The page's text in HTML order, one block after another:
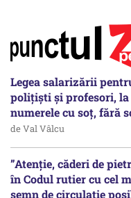
Legea salarizării
polițiști și profesori, la
numerele cu soț, fără
de Val Vâlcu
”Atenție, căderi de
în Codul rutier cu cel
semn de circulație